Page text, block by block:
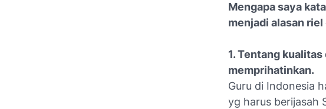
Mengapa saya
menjadi alasan
1. Tentang
memprihatinkan.
Guru di Indonesia
yg harus berijasah